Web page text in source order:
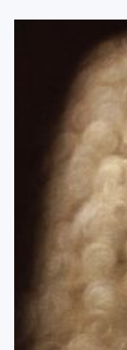
Contacto
Youtube